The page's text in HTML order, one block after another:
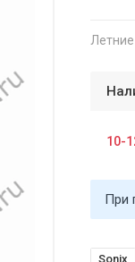
10-
При
Sonix